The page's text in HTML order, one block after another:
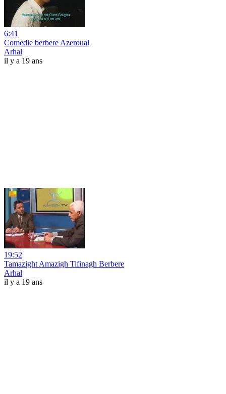
6:41
Comedie berbere Azeroual
Arhal
il y a 19 ans
19:52
Tamazight Amazigh Tifinagh Berbere
Arhal
il y a 19 ans